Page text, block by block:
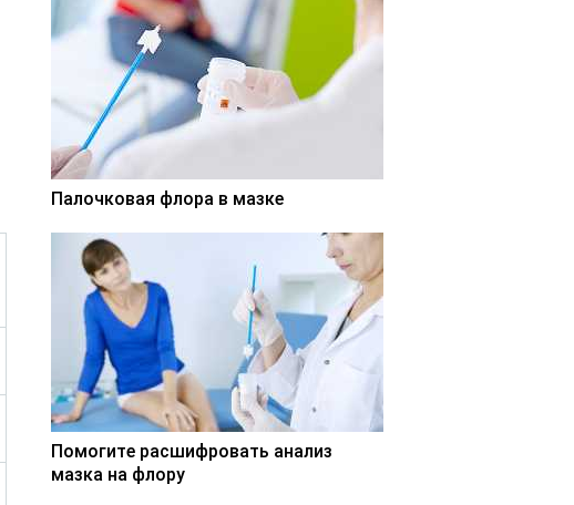
Палочковая флора в мазке
Помогите расшифровать анализ
мазка на флору